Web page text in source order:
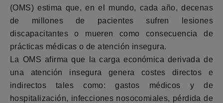
(OMS) estima que, en el mundo, cada año, decenas
de millones de pacientes sufren lesiones
discapacitantes o mueren como consecuencia de
prácticas médicas o de atención insegura.
La OMS afirma que la carga económica derivada de
una atención insegura genera costes directos e
indirectos tales como: gastos médicos y de
hospitalización, infecciones nosocomiales, pérdida de